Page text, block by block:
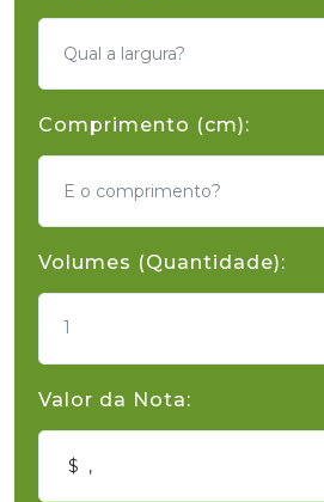
Comprimento (cm):
Volumes (Quantidade):
1
Valor da Nota: